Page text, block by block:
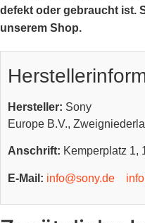
defekt oder gebraucht ist.
unserem Shop.
Hersteller: Sony
Europe B.V.,
Anschrift: Kemperplatz 1,
E-Mail: info@sony.de